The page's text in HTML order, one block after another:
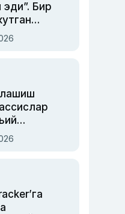
эди”. Бир
ҳаёти